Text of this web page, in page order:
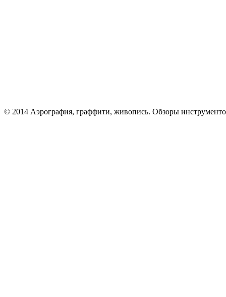
© 2014 Аэрография, граффити, живопись. Обзоры